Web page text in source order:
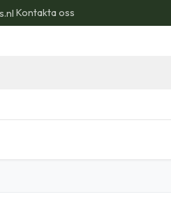
Kontakta oss